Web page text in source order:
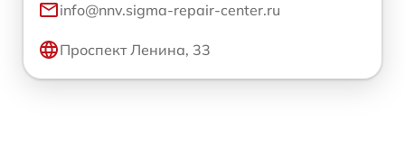
info@nnv.sigma-repair-center.ru
Проспект Ленина, 33